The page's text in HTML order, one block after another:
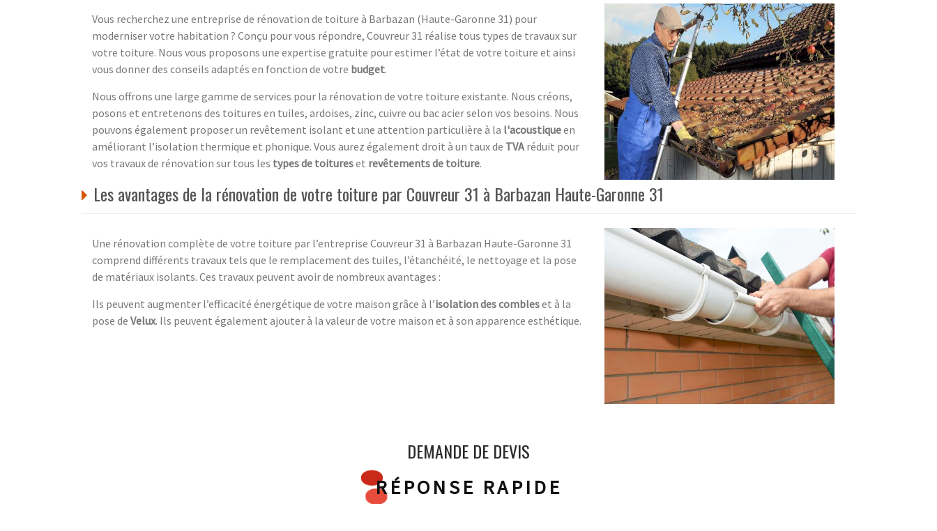
Vous recherchez une entreprise de rénovation de toiture à Barbazan (Haute-Garonne 31) pour
moderniser votre habitation ? Conçu pour vous répondre, Couvreur 31 réalise tous types de travaux sur
votre toiture. Nous vous proposons une expertise gratuite pour estimer l’état de votre toiture et ainsi
vous donner des conseils adaptés en fonction de votre budget.
Nous offrons une large gamme de services pour la rénovation de votre toiture existante. Nous créons,
posons et entretenons des toitures en tuiles, ardoises, zinc, cuivre ou bac acier selon vos besoins. Nous
pouvons également proposer un revêtement isolant et une attention particulière à la l'acoustiqueen
améliorant l’isolation thermique et phonique. Vous aurez également droit à un taux de TVAréduit pour
vos travaux de rénovation sur tous les types de toitureset revêtements de toiture.
Les avantages de la rénovation de votre toiture par Couvreur 31 à Barbazan Haute-Garonne 31
Une rénovation complète de votre toiture par l’entreprise Couvreur 31 à Barbazan Haute-Garonne 31
comprend différents travaux tels que le remplacement des tuiles, l’étanchéité, le nettoyage et la pose
de matériaux isolants. Ces travaux peuvent avoir de nombreux avantages :
Ils peuvent augmenter l’efficacité énergétique de votre maison grâce à l’isolation des combleset à la
pose de Velux. Ils peuvent également ajouter à la valeur de votre maison et à son apparence esthétique.
DEMANDE DE DEVIS
RÉPONSE RAPIDE